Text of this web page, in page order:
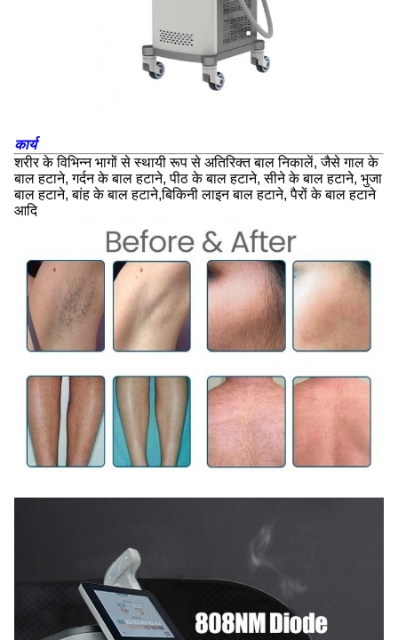
कार्य
शरीर के विभिन्न भागों से स्थायी रूप से अतिरिक्त बाल निकालें, जैसे गाल के
बाल हटाने, गर्दन के बाल हटाने, पीठ के बाल हटाने, सीने के बाल हटाने, भुजा
बाल हटाने, बांह के बाल हटाने,बिकिनी लाइन बाल हटाने, पैरों के बाल हटाने
आदि